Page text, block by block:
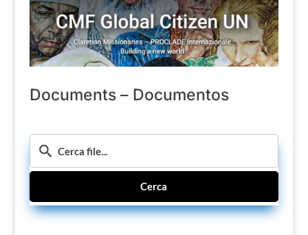
Documents – Documentos
Cerca